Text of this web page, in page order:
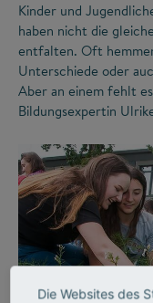
Kinder und
haben nicht die
entfalten. Oft
Unterschiede oder
Aber an einem fehlt
Bildungsexpertin
Die Websites des